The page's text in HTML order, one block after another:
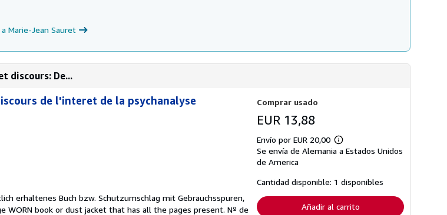
Marie-Jean Sauret
discours: De...
de l'interet de la psychanalyse
erhaltenes Buch bzw. Schutzumschlag mit Gebrauchsspuren,
WORN book or dust jacket that has all the pages present. Nº de
Comprar usado
EUR 13,88
Envío por EUR 20,00
Más
información
tarifas
de
envío
Se envía de Alemania a Estados Unidos
de America
Cantidad disponible: 1 disponibles
Añadir al carrito